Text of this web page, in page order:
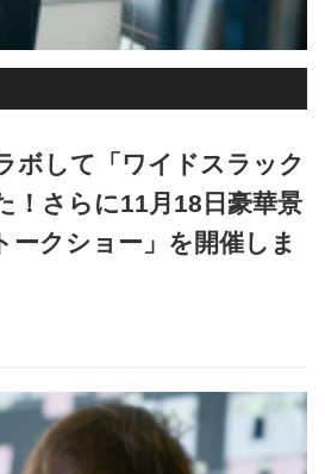
ボして「ワイドスラック
！さらに11月18日豪華景
ークショー」を開催しま